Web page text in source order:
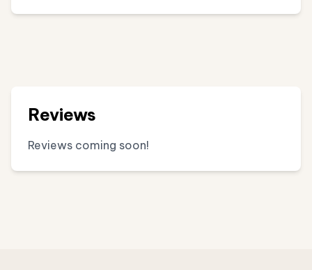
Reviews
Reviews coming soon!